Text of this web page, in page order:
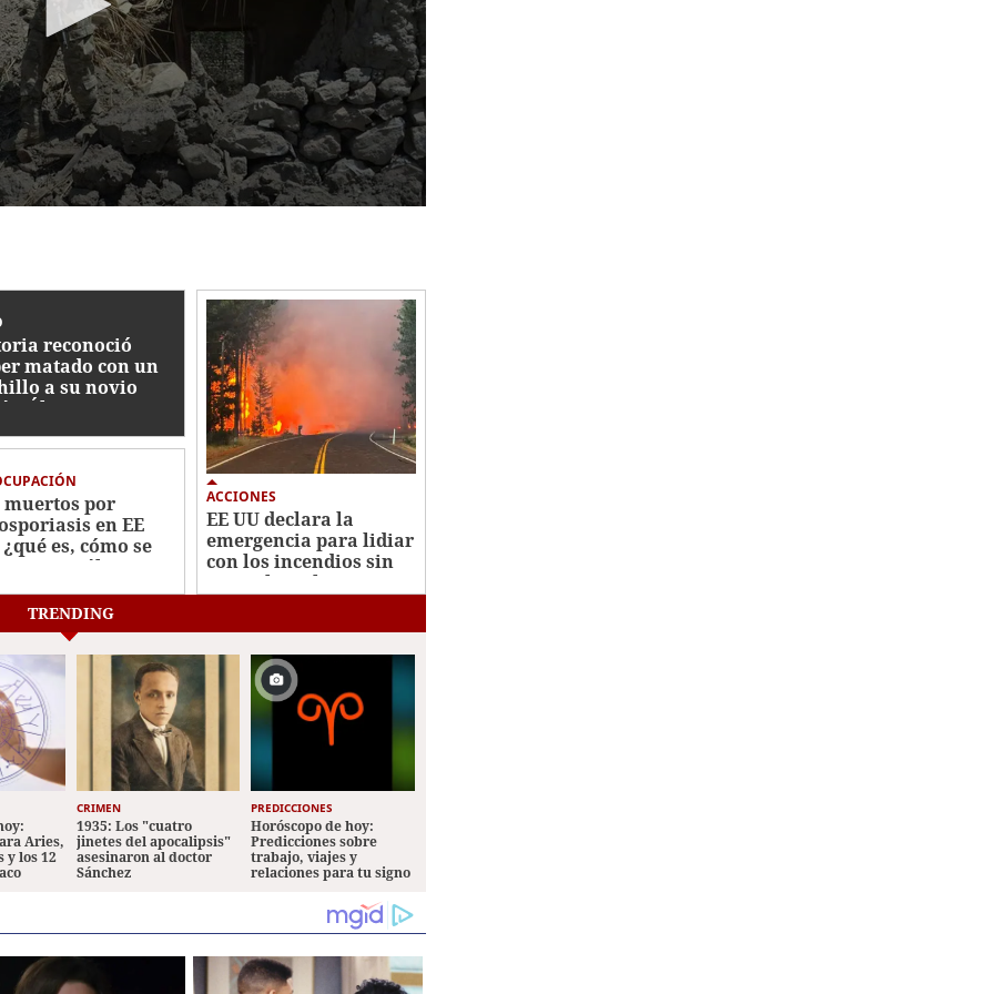
reconoció
matado con un
a su novio
Álvarez: "Me
muertos por
en EE
es, cómo se
y cuáles son
ACCIONES
EE UU declara la
emergencia para lidiar
con los incendios sin
control en el noroeste
TRENDING
Aries,
y los 12
CRIMEN
1935: Los "cuatro
jinetes del apocalipsis"
asesinaron al doctor
Sánchez
PREDICCIONES
Horóscopo de hoy:
Predicciones sobre
trabajo, viajes y
relaciones para tu signo